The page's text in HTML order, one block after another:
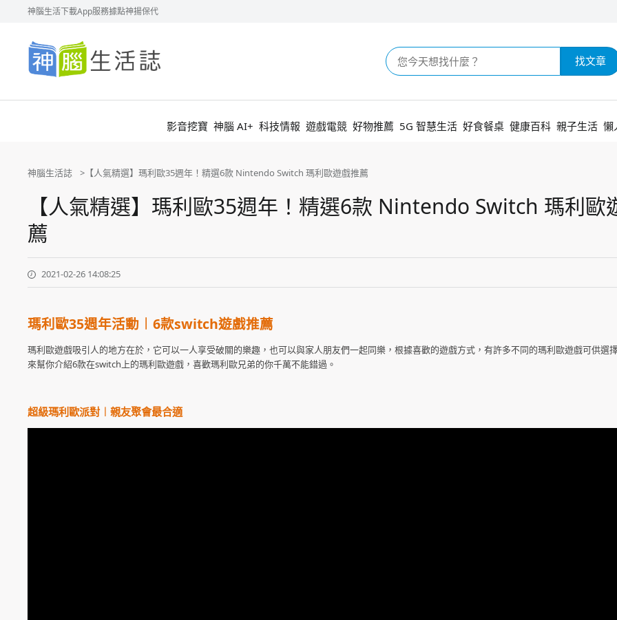
神腦生活下載App服務據點神揚保代
神
腦
生
活
找文章
影音挖寶 神腦 AI+ 科技情報 遊戲電競 好物推薦 5G 智慧生活 好食餐桌 健康百科 親子生活 懶
神腦生活誌 【人氣精選】瑪利歐35週年！‎精選6款 Nintendo Switch 瑪利歐遊戲推薦
【人氣精選】瑪利歐35週年！‎精選6款 Nintendo Switch 瑪利歐
薦
2021-02-26 14:08:25
瑪利歐35週年活動︱6款switch遊戲推薦
瑪利歐遊戲吸引人的地方在於，它可以一人享受破關的樂趣，也可以與家人朋友們一起同樂，根據喜歡的遊戲方式，有許多不同的瑪利歐遊戲可供選
來幫你介紹6款在switch上的瑪利歐遊戲，喜歡瑪利歐兄弟的你千萬不能錯過。
超級瑪利歐派對︱親友聚會最合適